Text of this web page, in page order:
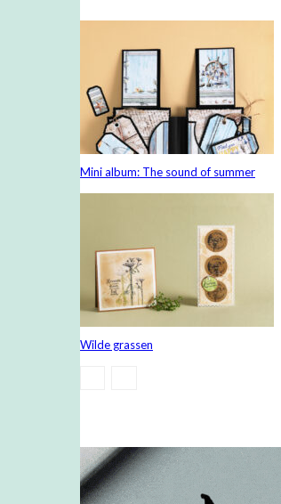
Mini album: The sound of summer
Wilde grassen